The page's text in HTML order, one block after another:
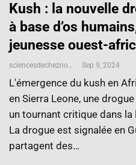
Kush : la nouvelle
à base d’os
jeunesse ouest-
sciencesdecheznous@gmail.com Sep 9, 2024
L'émergence du kush en
en Sierra Leone, une
un tournant critique dans
La drogue est signalée en
partagent des…